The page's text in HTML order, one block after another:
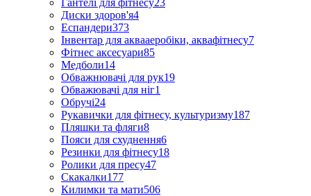
Гантелі для фітнесу23
Диски здоров'я4
Еспандери373
Інвентар для аквааеробіки, аквафітнесу7
Фітнес аксесуари85
Медболи14
Обважнювачі для рук19
Обважювачі для ніг1
Обручі24
Рукавички для фітнесу, культуризму187
Пляшки та фляги8
Пояси для схуднення6
Резинки для фітнесу18
Ролики для пресу47
Скакалки177
Килимки та мати506